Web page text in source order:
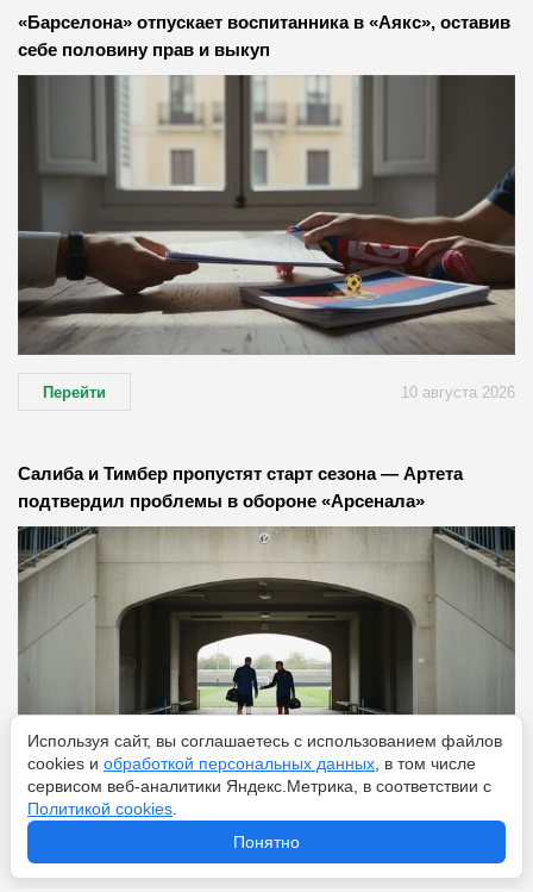
«Барселона» отпускает воспитанника в «Аякс», оставив
себе половину прав и выкуп
Перейти 10 августа 2026
Салиба и Тимбер пропустят старт сезона — Артета
подтвердил проблемы в обороне «Арсенала»
Используя сайт, вы соглашаетесь с использованием файлов
cookies и обработкой персональных данных , в том числе
сервисом веб-аналитики Яндекс.Метрика, в соответствии с
Политикой cookies
Понятно